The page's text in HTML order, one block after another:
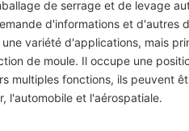
de serrage et de levage
d'informations et d'autres
variété d'applications, mais
de moule. Il occupe une
multiples fonctions, ils peuvent
l'automobile et l'aérospatiale.